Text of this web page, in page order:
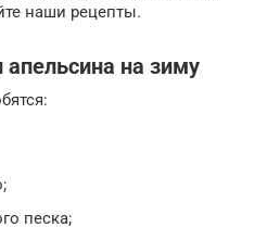
наши рецепты.
на зиму
песка;